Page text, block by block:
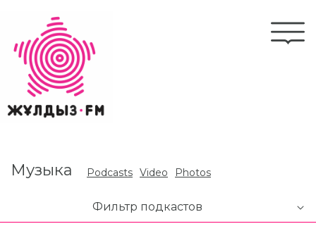
main
content
Podcasts Video Photos
Музыка
Фильтр подкастов